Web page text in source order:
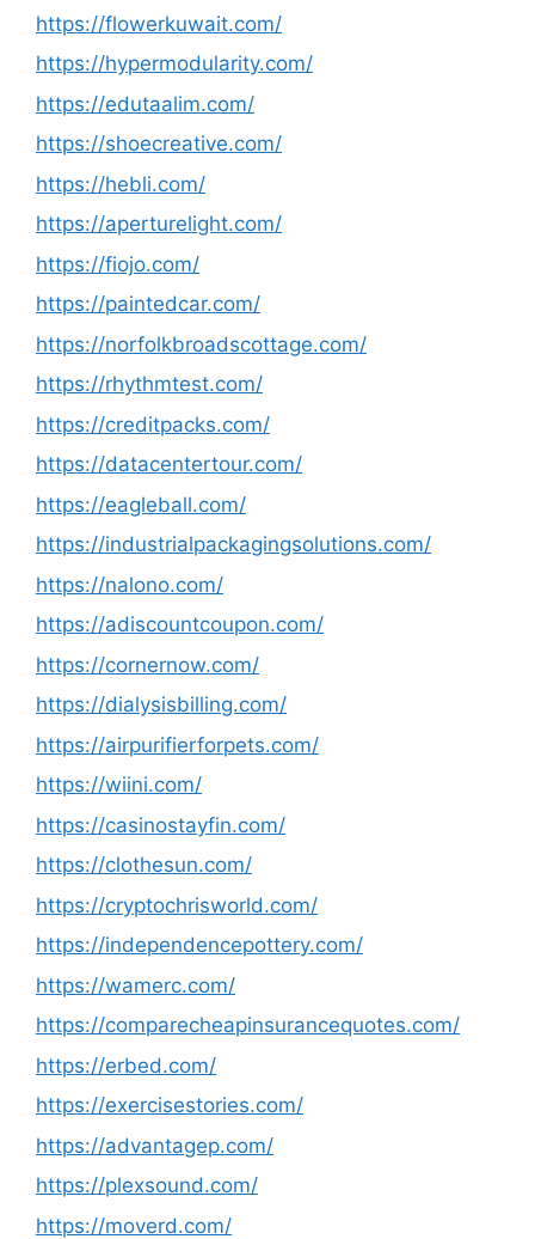
https://flowerkuwait.com/
https://hypermodularity.com/
https://edutaalim.com/
https://shoecreative.com/
https://hebli.com/
https://aperturelight.com/
https://fiojo.com/
https://paintedcar.com/
https://norfolkbroadscottage.com/
https://rhythmtest.com/
https://creditpacks.com/
https://datacentertour.com/
https://eagleball.com/
https://industrialpackagingsolutions.com/
https://nalono.com/
https://adiscountcoupon.com/
https://cornernow.com/
https://dialysisbilling.com/
https://airpurifierforpets.com/
https://wiini.com/
https://casinostayfin.com/
https://clothesun.com/
https://cryptochrisworld.com/
https://independencepottery.com/
https://wamerc.com/
https://comparecheapinsurancequotes.com/
https://erbed.com/
https://exercisestories.com/
https://advantagep.com/
https://plexsound.com/
https://moverd.com/